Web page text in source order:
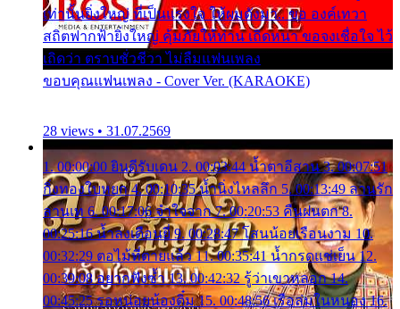
เท่านั้นยิ่งใหญ่ ที่เป็นแรงใจ ให้ผมดังมา.. ขอ องค์เทวา
สถิตฟากฟ้ายิ่งใหญ่ คุ้มภัยให้ท่าน เถิดหนา ขอจงเชื่อใจ ไว้
เถิดว่า ตราบชั่วชีวา ไม่ลืมแฟนเพลง
ขอบคุณแฟนเพลง - Cover Ver. (KARAOKE)
28 views • 31.07.2569
1. 00:00:00 ยินดีรับเดน 2. 00:03:44 น้ำตาอีสาน 3. 00:07:51
กิ่งทองใบหยก 4. 00:10:35 น้ำนิ่งไหลลึก 5. 00:13:49 ลานรัก
ลานเท 6. 00:17:06 จำใจจาก 7. 00:20:53 คืนฝนตก 8.
00:25:16 น้ำลงเดือนยี่ 9. 00:28:47 โสนน้อยเรือนงาม 10.
00:32:29 ตอไม้ที่ตายแล้ว 11. 00:35:41 น้ำกรดแช่เย็น 12.
00:39:08 อยากฟังซ้ำ 13. 00:42:32 รู้ว่าเขาหลอก 14.
00:45:25 รอหน่อยน้องติ๋ม 15. 00:48:56 เรือล่มในหนอง 16.